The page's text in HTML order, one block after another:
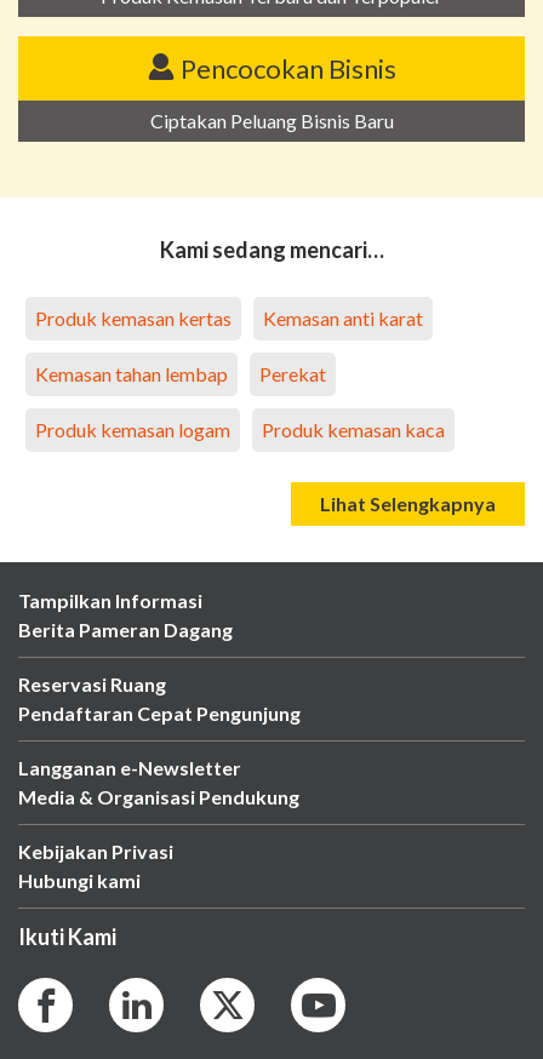
Pencocokan Bisnis
Ciptakan Peluang Bisnis Baru
Kami sedang mencari…
Produk kemasan kertas Kemasan anti karat
Kemasan tahan lembap Perekat
Produk kemasan logam Produk kemasan kaca
Lihat Selengkapnya
Tampilkan Informasi
Berita Pameran Dagang
Reservasi Ruang
Pendaftaran Cepat Pengunjung
Langganan e-Newsletter
Media & Organisasi Pendukung
Kebijakan Privasi
Hubungi kami
Ikuti Kami